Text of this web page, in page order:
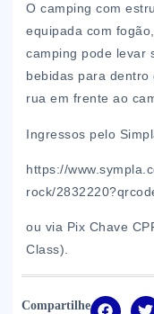
O camping com
equipada com
camping pode levar
bebidas para
rua em frente ao
Ingressos pelo
https://
rock/
ou via Pix Chave
Class).
Compartilhe